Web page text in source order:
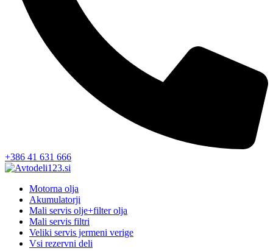
+386 41 631 666
Avtodeli123.si
Prodaja rezervnih avtodelov
Motorna olja
Akumulatorji
Mali servis olje+filter olja
Mali servis filtri
Veliki servis jermeni verige
Vsi rezervni deli